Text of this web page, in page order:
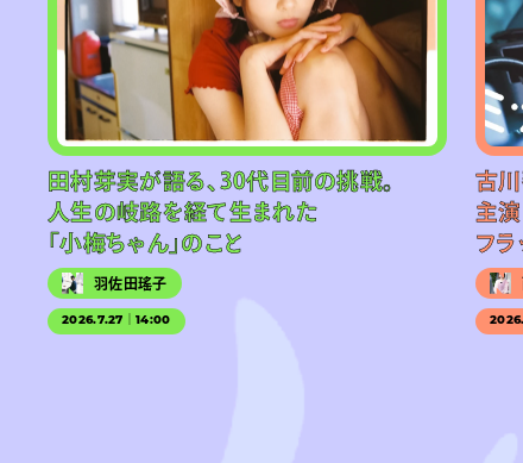
田村芽実が語る、30代目前の挑戦。
人生の岐路を経て生まれた
「小梅ちゃん」のこと
羽佐田瑤子
2026.7.27｜14:00
古川
主演
フラ